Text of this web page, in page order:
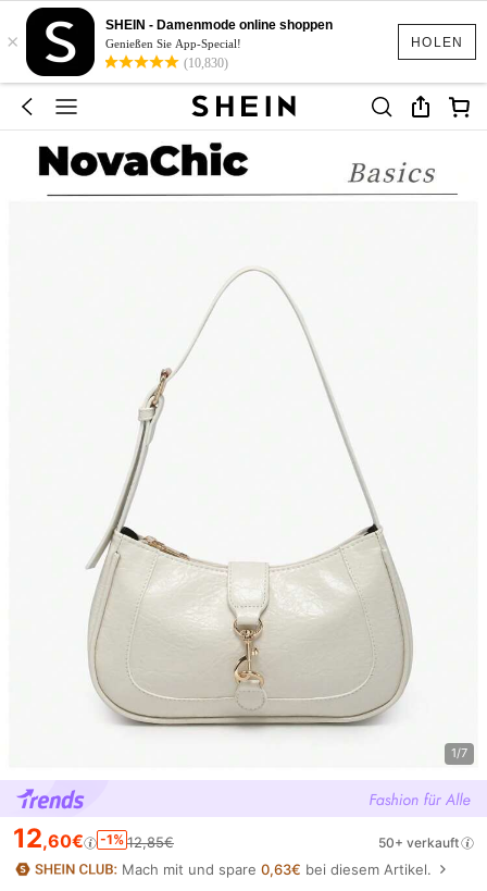
HOLEN
×
SHEIN - Damenmode online shoppen
Genießen Sie App-Special!
(10,830)
1/7
12,60€ -1% 12,85€ 50+ verkauft
Mach mit und spare0,63€ bei diesem Artikel.